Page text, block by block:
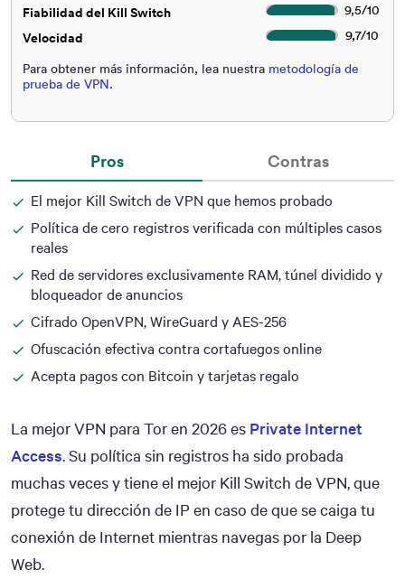
Fiabilidad del Kill Switch
9,5/10
Velocidad
9,7/10
Para obtener más información, lea nuestra metodología de
prueba de VPN.
Pros
El mejor Kill Switch de VPN que hemos probado
Política de cero registros verificada con múltiples casos
reales
Red de servidores exclusivamente RAM, túnel dividido y
bloqueador de anuncios
Cifrado OpenVPN, WireGuard y AES-256
Ofuscación efectiva contra cortafuegos online
Acepta pagos con Bitcoin y tarjetas regalo
Contras
La mejor VPN para Tor en 2026 es Private Internet
Access. Su política sin registros ha sido probada
muchas veces y tiene el mejor Kill Switch de VPN, que
protege tu dirección de IP en caso de que se caiga tu
conexión de Internet mientras navegas por la Deep
Web.